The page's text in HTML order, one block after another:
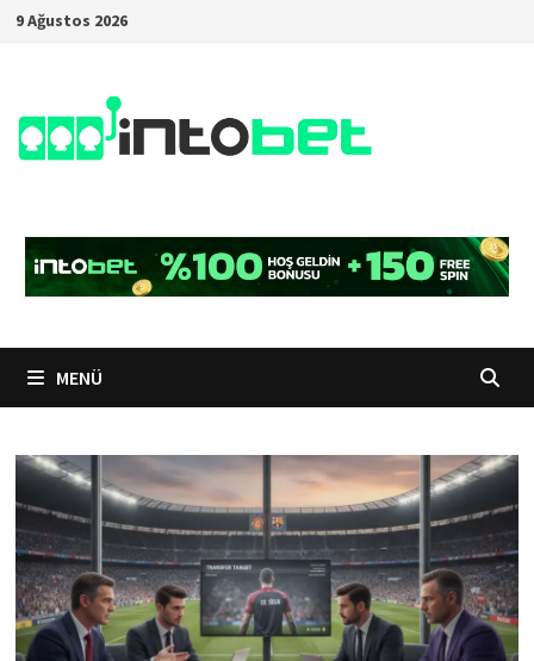
İçeriğe
9 Ağustos 2026
MENÜ